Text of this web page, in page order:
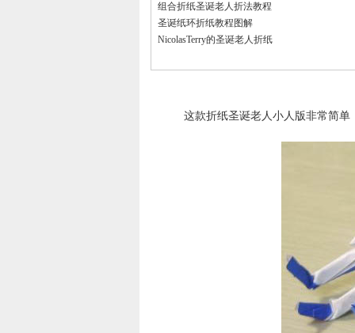
组合折纸圣诞老人折法教程
圣诞纸环折纸教程图解
NicolasTerry的圣诞老人折纸
这款折纸圣诞老人小人版非常简单